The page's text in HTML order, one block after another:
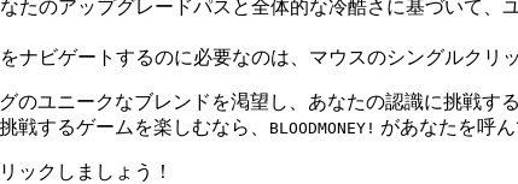
たのアップグレードパスと全体的な冷酷さに基づいて
ナビゲートするのに必要なのは、マウスのシングルクリ
のユニークなブレンドを渇望し、あなたの認識に挑戦
戦するゲームを楽しむなら、
BLOODMONEY! があなたを呼ん
ックしましょう！